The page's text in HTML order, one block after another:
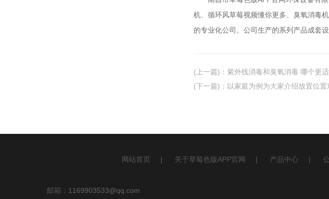
机、循环风草莓视频懂你更多、臭氧消毒机
的专业化公司。公司生产的系列产品成套设备广
(上一篇) ： 紫外线消毒和臭氧消毒 哪个更
(下一篇) ： 以家庭为例为大家介绍放置位
网站首页 | 关于草莓色版APP官网 | 产品中心 |
邮箱： 1169903533@qq.com